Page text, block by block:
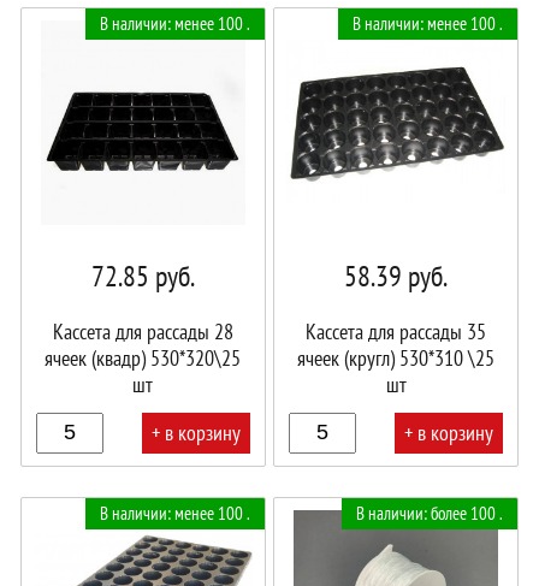
В наличии: менее 100 .
72.85 руб.
Кассета для рассады 28
ячеек (квадр) 530*320\25
шт
+ в корзину
В наличии: менее 100 .
58.39 руб.
Кассета для рассады 35
ячеек (кругл) 530*310 \25
шт
+ в корзину
В наличии: менее 100 . В наличии: более 100 .